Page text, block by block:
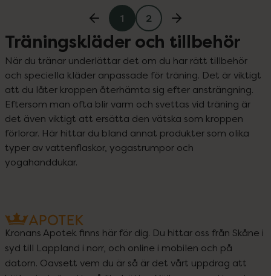
1 2
Träningskläder och tillbehör
När du tränar underlättar det om du har rätt tillbehör
och speciella kläder anpassade för träning. Det är viktigt
att du låter kroppen återhämta sig efter ansträngning.
Eftersom man ofta blir varm och svettas vid träning är
det även viktigt att ersätta den vätska som kroppen
förlorar. Här hittar du bland annat produkter som olika
typer av vattenflaskor, yogastrumpor och
yogahanddukar.
Kronans Apotek finns här för dig. Du hittar oss från Skåne i
syd till Lappland i norr, och online i mobilen och på
datorn. Oavsett vem du är så är det vårt uppdrag att